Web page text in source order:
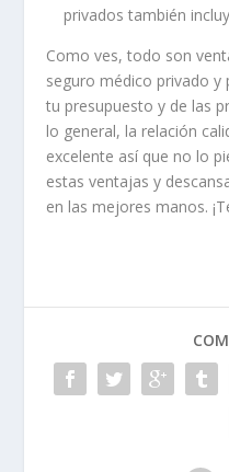
privados también
Como ves, todo son
seguro médico privado y
tu presupuesto y de las
lo general, la relación
excelente así que no lo
estas ventajas y
en las mejores manos.